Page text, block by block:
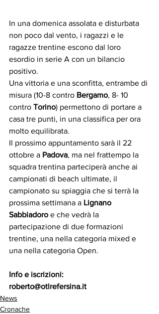
In una domenica assolata e disturbata
non poco dal vento, i ragazzi e le
ragazze trentine escono dal loro
esordio in serie A con un bilancio
positivo.
Una vittoria e una sconfitta, entrambe di
misura (10-8 contro Bergamo, 8- 10
contro Torino) permettono di portare a
casa tre punti, in una classifica per ora
molto equilibrata.
Il prossimo appuntamento sarà il 22
ottobre a Padova, ma nel frattempo la
squadra trentina parteciperà anche ai
campionati di beach ultimate, il
campionato su spiaggia che si terrà la
prossima settimana a Lignano
Sabbiadoro e che vedrà la
partecipazione di due formazioni
trentine, una nella categoria mixed e
una nella categoria Open.
Info e iscrizioni:
roberto@otlrefersina.it
News
Cronache